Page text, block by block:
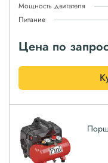
Мощность двигателя
Питание
Цена по